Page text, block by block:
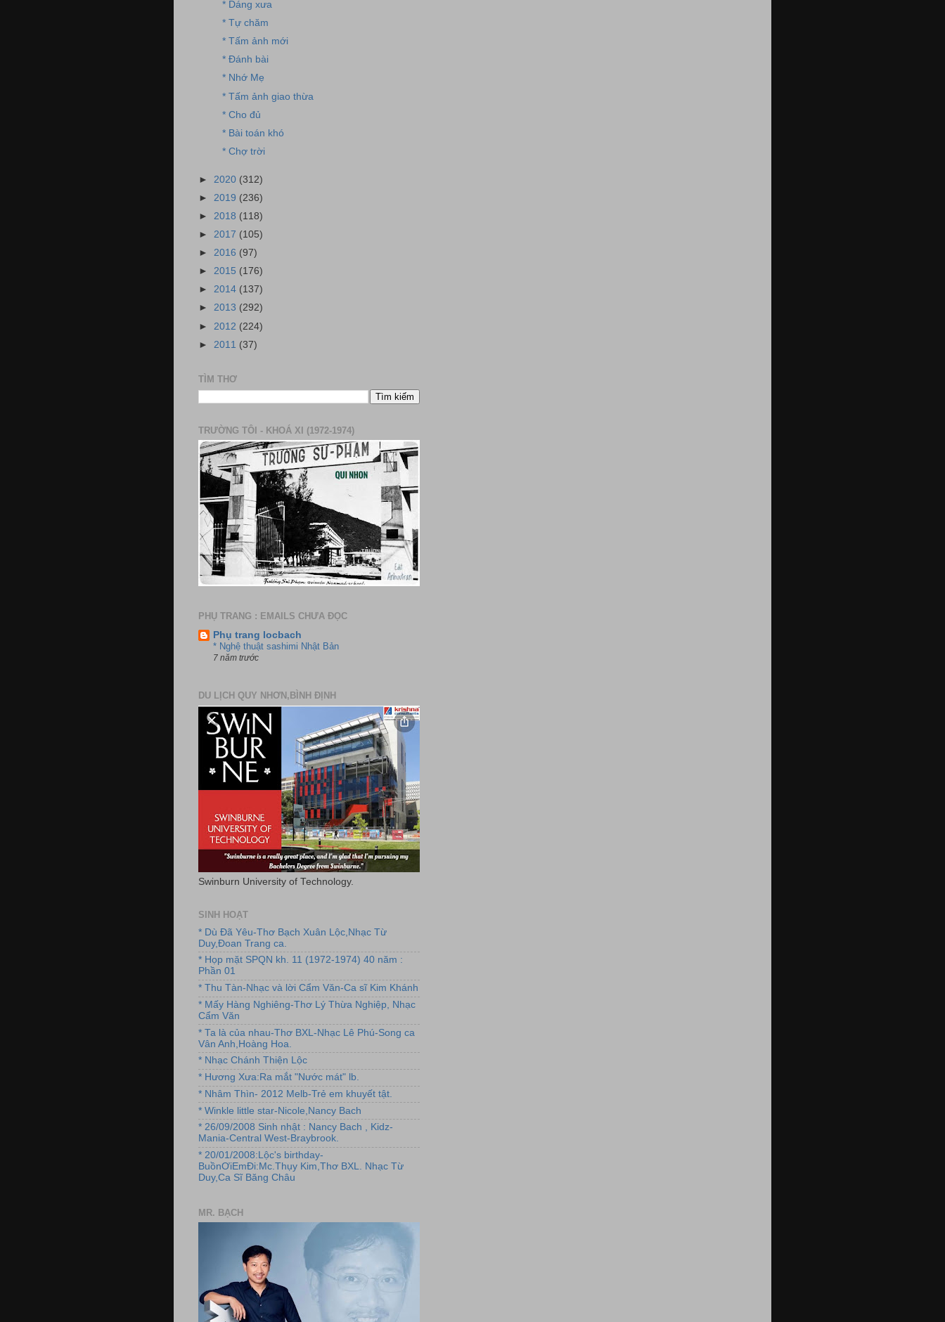
* Dáng xưa
* Tự chăm
* Tấm ảnh mới
* Đánh bài
* Nhớ Mẹ
* Tấm ảnh giao thừa
* Cho đủ
* Bài toán khó
* Chợ trời
► 2020 (312)
► 2019 (236)
► 2018 (118)
► 2017 (105)
► 2016 (97)
► 2015 (176)
► 2014 (137)
► 2013 (292)
► 2012 (224)
► 2011 (37)
TÌM THƠ
TRƯỜNG TÔI - KHOÁ XI (1972-1974)
PHỤ TRANG : EMAILS CHƯA ĐỌC
Phụ trang locbach
* Nghệ thuật sashimi Nhật Bản
7 năm trước
DU LỊCH QUY NHƠN,BÌNH ĐỊNH
Swinburn University of Technology.
SINH HOẠT
* Dù Đã Yêu-Thơ Bạch Xuân Lộc,Nhạc Từ
Duy,Đoan Trang ca.
* Họp mặt SPQN kh. 11 (1972-1974) 40 năm :
Phần 01
* Thu Tàn-Nhạc và lời Cẩm Văn-Ca sĩ Kim Khánh
* Mấy Hàng Nghiêng-Thơ Lý Thừa Nghiệp, Nhạc
Cẩm Văn
* Ta là của nhau-Thơ BXL-Nhạc Lê Phú-Song ca
Vân Anh,Hoàng Hoa.
* Nhạc Chánh Thiện Lộc
* Hương Xưa:Ra mắt "Nước mát" lb.
* Nhâm Thìn- 2012 Melb-Trẻ em khuyết tật.
* Winkle little star-Nicole,Nancy Bach
* 26/09/2008 Sinh nhật : Nancy Bach , Kidz-
Mania-Central West-Braybrook.
* 20/01/2008:Lộc's birthday-
BuồnƠiEmĐi:Mc.Thụy Kim,Thơ BXL. Nhạc Từ
Duy,Ca Sĩ Băng Châu
MR. BẠCH